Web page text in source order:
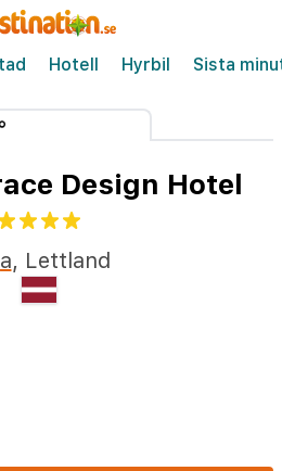
Hotell Hyrbil Sista
Design Hotel
, Lettland